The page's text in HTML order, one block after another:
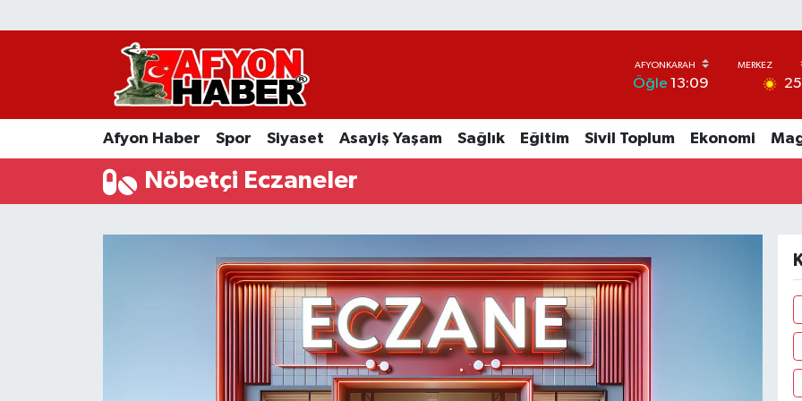
Öğle 13:09 25
Afyon Haber Spor Siyaset Asayiş Yaşam Sağlık Eğitim Sivil Toplum Ekonomi
Nöbetçi Eczaneler
Afyon Haber
Spor
Asayiş Yaşam